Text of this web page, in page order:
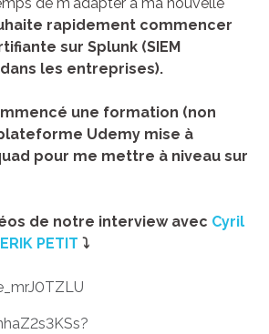
de m'adapter à ma nouvelle
rapidement commencer
sur Splunk (SIEM
les entreprises).
une formation (non
Udemy mise à
pour me mettre à niveau sur
de notre interview avec Cyril
PETIT ⤵